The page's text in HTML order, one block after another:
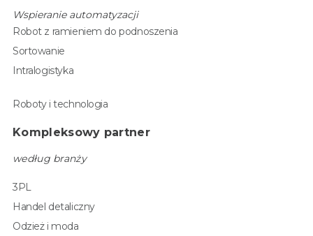
Wspieranie automatyzacji
Robot z ramieniem do podnoszenia
Sortowanie
Intralogistyka
Roboty i technologia
Kompleksowy partner
według branży
3PL
Handel detaliczny
Odzież i moda